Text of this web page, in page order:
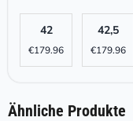
42
€179.96
42,5
€179.96
Ähnliche Produkte